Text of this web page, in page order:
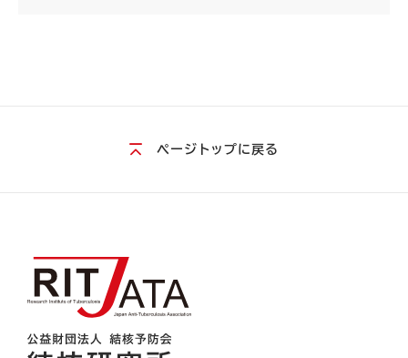
ページトップに戻る